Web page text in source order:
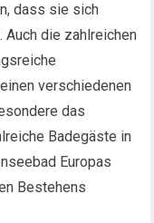
dass sie sich
die zahlreichen
verschiedenen
das
Badegäste in
Europas
Bestehens